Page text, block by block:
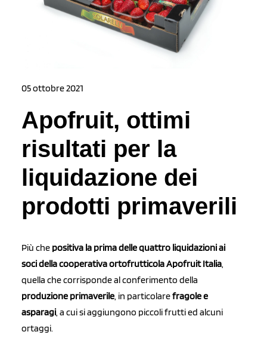
05 ottobre 2021
Apofruit, ottimi
risultati per la
liquidazione dei
prodotti primaverili
Più che positiva la prima delle quattro liquidazioni ai
soci della cooperativa ortofrutticola Apofruit Italia,
quella che corrisponde al conferimento della
produzione primaverile, in particolarefragole e
asparagi, a cui si aggiungono piccoli frutti ed alcuni
ortaggi.